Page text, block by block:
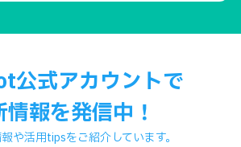
公式アカウントで
情報を発信中！
や活用tipsをご紹介しています。